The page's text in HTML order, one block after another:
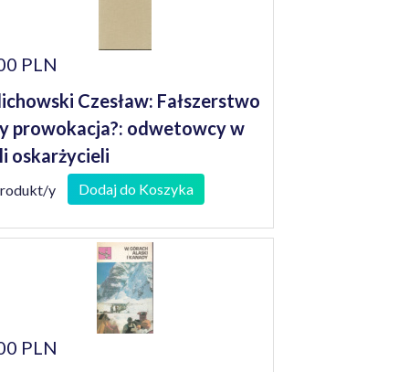
PLN
Czesław: Fałszerstwo
prowokacja?: odwetowcy w
oskarżycieli
y Dodaj do Koszyka
PLN